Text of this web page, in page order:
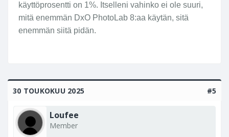
käyttöprosentti on 1%. Itselleni vahinko ei ole suuri,
mitä enemmän DxO PhotoLab 8:aa käytän, sitä
enemmän siitä pidän.
30 TOUKOKUU 2025 #5
Loufee
Member